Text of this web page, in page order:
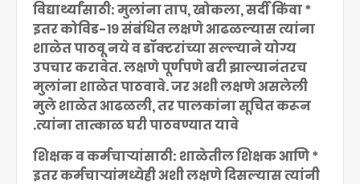
* विद्यार्थ्यांसाठी: मुलांना ताप, खोकला, सर्दी किंवा
इतर कोविड-१९ संबंधित लक्षणे आढळल्यास त्यांना
शाळेत पाठवू नये व डॉक्टरांच्या सल्ल्याने योग्य
उपचार करावेत. लक्षणे पूर्णपणे बरी झाल्यानंतरच
मुलांना शाळेत पाठवावे. जर अशी लक्षणे असलेली
मुले शाळेत आढळली, तर पालकांना सूचित करून
त्यांना तात्काळ घरी पाठवण्यात यावे.
* शिक्षक व कर्मचाऱ्यांसाठी: शाळेतील शिक्षक आणि
इतर कर्मचाऱ्यांमध्येही अशी लक्षणे दिसल्यास त्यांनी